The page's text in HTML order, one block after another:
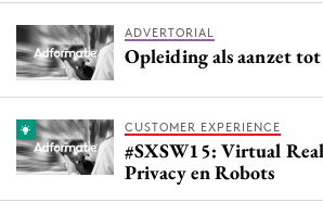
ADVERTORIAL
Opleiding als aanzet
CUSTOMER EXPERIENCE
#SXSW15: Virtual
Privacy en Robots